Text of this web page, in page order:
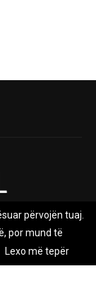
themeluar në vitin
përvojën tuaj.
por mund të
Lexo më tepër